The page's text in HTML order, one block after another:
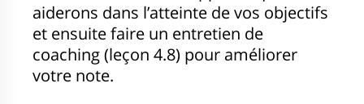
aiderons dans l’atteinte de vos objectifs
et ensuite faire un entretien de
coaching (leçon 4.8) pour améliorer
votre note.